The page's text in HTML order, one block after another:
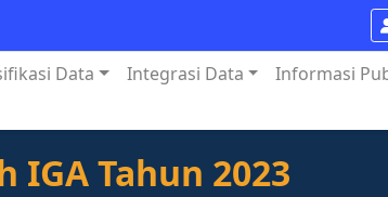
Data Integrasi Data Informasi
IGA Tahun 2023